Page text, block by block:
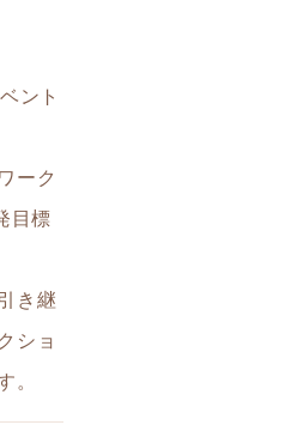
ント
ーク
目標
き継
ショ
。